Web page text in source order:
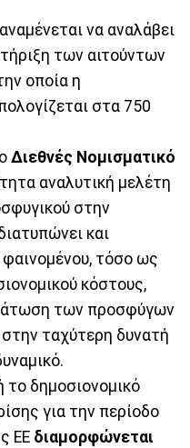
να αναλάβει
των αιτούντων
οποία η
στα 750
Διεθνές Νομισματικό
αναλυτική μελέτη
στην
και
φαινομένου, τόσο ως
κόστους,
των προσφύγων
στην ταχύτερη δυνατή
δημοσιονομικό
για την περίοδο
ΕΕ διαμορφώνεται